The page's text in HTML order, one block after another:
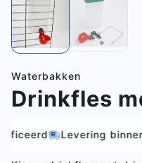
Waterbakken
Drinkfles
Levering binnen 3